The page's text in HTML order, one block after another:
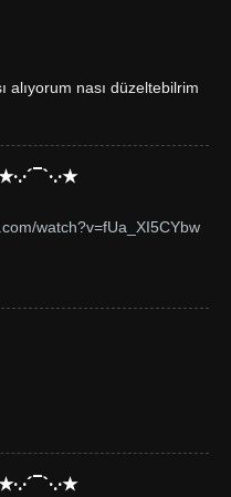
alıyorum nası düzeltebilrim
watch?v=fUa_XI5CYbw